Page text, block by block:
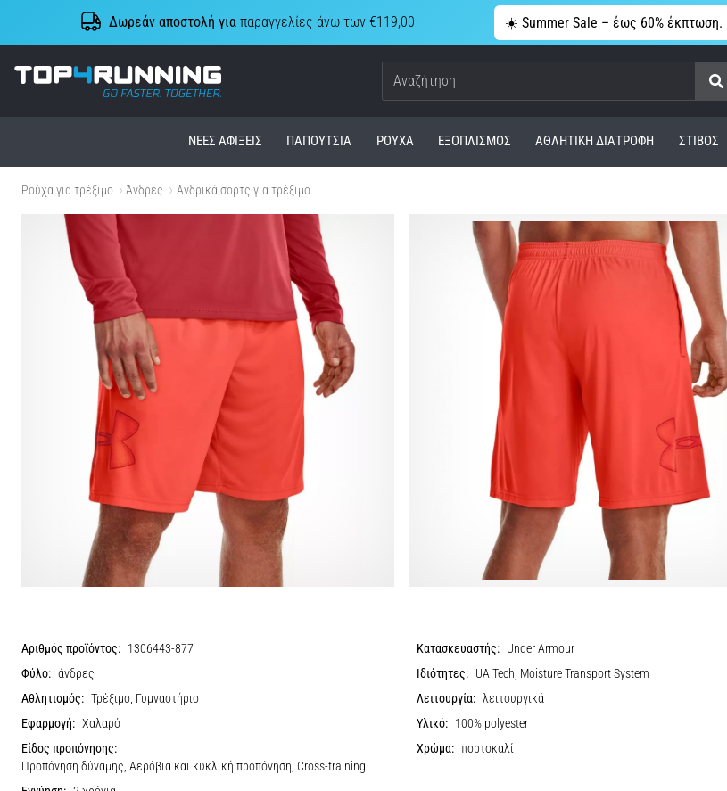
Δωρεάν αποστολή γιαπαραγγελίες άνω των €119,00 ☀️ Summer Sale – έως 60% έκπτωση.
Top4Running.cy
ΝΈΕΣ ΑΦΊΞΕΙΣ ΠΑΠΟΎΤΣΙΑ ΡΟΎΧΑ ΕΞΟΠΛΙΣΜΌΣ ΑΘΛΗΤΙΚΉ ΔΙΑΤΡΟΦΉ ΣΤΊΒΟΣ
Ρούχα για τρέξιμο Άνδρες Ανδρικά σορτς για τρέξιμο
Αριθμός προϊόντος: 1306443-877 Κατασκευαστής: Under Armour
Φύλο: άνδρες Ιδιότητες: UA Tech, Moisture Transport System
Αθλητισμός: Τρέξιμο, Γυμναστήριο Λειτουργία: λειτουργικά
Εφαρμογή: Χαλαρό Υλικό: 100% polyester
Είδος προπόνησης:
Προπόνηση δύναμης, Αερόβια και κυκλική προπόνηση, Cross-training
Χρώμα: πορτοκαλί